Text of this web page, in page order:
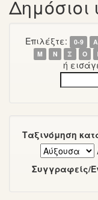
Επιλέξτε: 0-9 Α
Μ
Ν Ξ Ο
ή
Ταξινόμηση
Συγγραφείς/